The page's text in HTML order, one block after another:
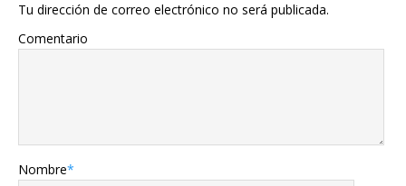
Tu dirección de correo electrónico no será publicada.
Comentario
Nombre*